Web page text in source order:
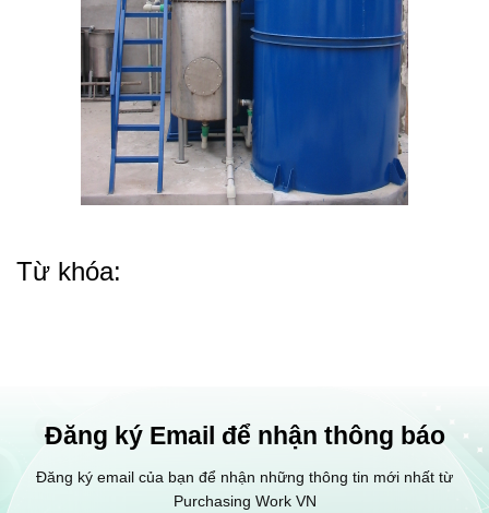
Từ khóa:
Đăng ký Email để nhận thông báo
Đăng ký email của bạn để nhận những thông tin mới nhất từ
Purchasing Work VN